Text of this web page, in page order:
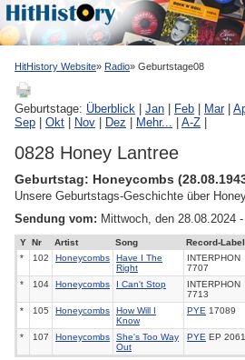
HitHistory Website Radio Geburtstage08
Geburtstage: Überblick Jan Feb Mar|
Sep
Okt Nov Dez Mehr... A-Z
0828 Honey Lantree
Geburtstag: Honeycombs
Unsere Geburtstags-Geschichte über
Sendung vom: Mittwoch, den 28.08.2024
Y Nr Artist Song Record-Label
*
102 Honeycombs
Have I The
Right
INTERPHON
7707
* 104 Honeycombs I Can't Stop
INTERPHON
7713
* 105 Honeycombs
How Will I
Know
PYE 17089
* 107 Honeycombs
She's Too Way
Out
PYE EP 2061